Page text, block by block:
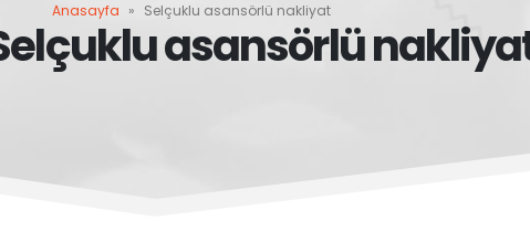
Anasayfa » Selçuklu asansörlü nakliyat
asansörlü